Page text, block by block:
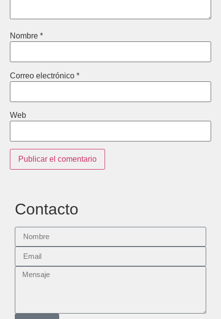
Nombre *
Correo electrónico *
Web
Contacto